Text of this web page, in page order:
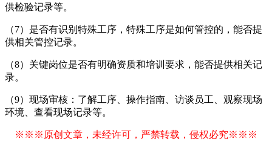
供检验记录等。
（7）是否有识别特殊工序，特殊工序是如何管控的，能否提
供相关管控记录。
（8）关键岗位是否有明确资质和培训要求，能否提供相关记
录。
（9）现场审核：了解工序、操作指南、访谈员工、观察现场
环境、查看现场记录等。
※※※原创文章，未经许可，严禁转载，侵权必究※※※